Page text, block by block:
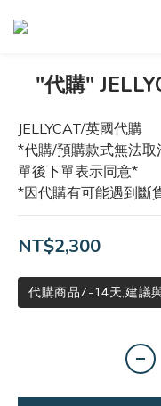
"代購"
JELLYCAT/英國代購
*代購/預購款式無法取
單後下單表示同意*
*因代購有可能遇到斷
NT$2,300
代購商品7-14天,建議